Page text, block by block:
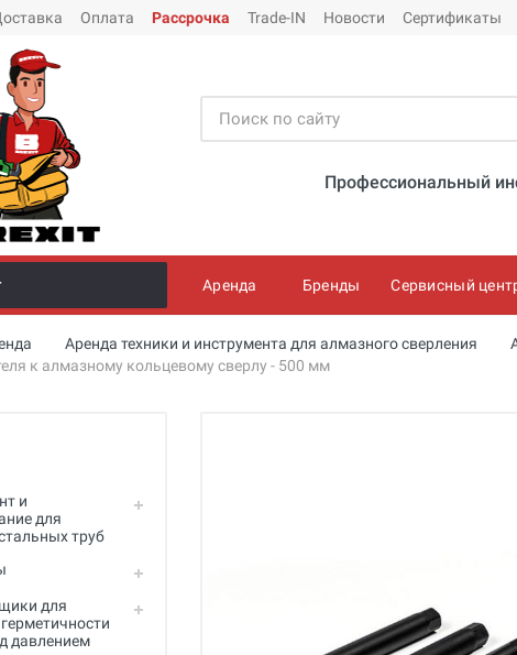
Оплата Рассрочка Trade-IN Новости Сертификаты
Профессиональный
оборудование для
труб
систем под
отопления и
(хомуты) для
Аренда Бренды Сервисный
Аренда техники и инструмента для алмазного сверления
к алмазному кольцевому сверлу - 500 мм
и
для
труб
для
давлением